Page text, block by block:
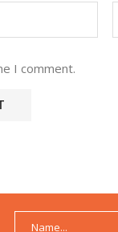
I comment.